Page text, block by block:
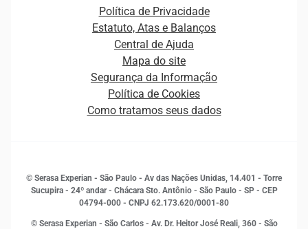
Curso Gratuito de Saúde Financeira
Empreendedorismo
Estudos e Pesquisas
Inovação e Tecnologia
Leis e impostos
Marketing
Ética e Compliance
Estrutura Organizacional
Distribuidores e representantes
Atualização Cadastral e Financeira para Pessoa Jurídica
Canais de Atendimento
Política de Privacidade
Estatuto, Atas e Balanços
Central de Ajuda
Mapa do site
Segurança da Informação
Política de Cookies
Como tratamos seus dados
© Serasa Experian - São Paulo - Av das Nações Unidas, 14.401 - Torre
Sucupira - 24º andar - Chácara Sto. Antônio - São Paulo - SP - CEP
04794-000 - CNPJ 62.173.620/0001-80
© Serasa Experian - São Carlos - Av. Dr. Heitor José Reali, 360 - São